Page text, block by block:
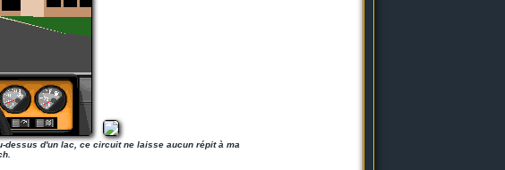
dessus d'un lac, ce circuit ne laisse aucun répit à ma